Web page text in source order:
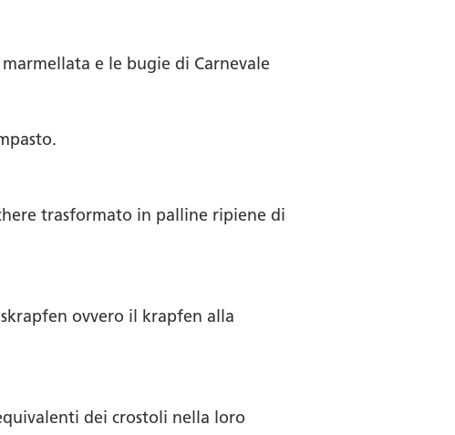
e le bugie di Carnevale
trasformato in palline ripiene di
ovvero il krapfen alla
dei crostoli nella loro